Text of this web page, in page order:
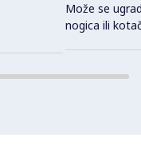
Može se
nogica ili